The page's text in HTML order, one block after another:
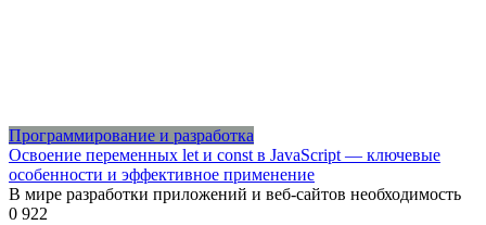
Программирование и разработка
Освоение переменных let и const в JavaScript — ключевые
особенности и эффективное применение
В мире разработки приложений и веб-сайтов необходимость
0 922